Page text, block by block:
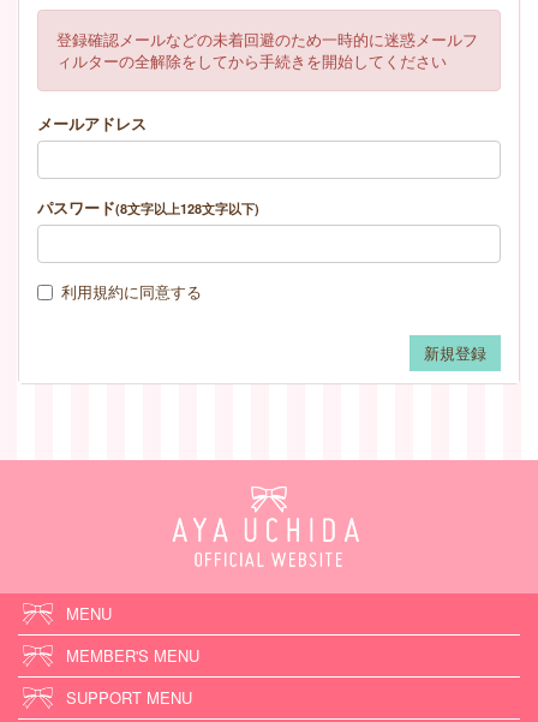
登録確認メールなどの未着回避のため一時的に迷惑メールフ
ィルターの全解除をしてから手続きを開始してください
メールアドレス
パスワード(8文字以上128文字以下)
利用規約に同意する
MENU
MEMBER'S MENU
SUPPORT MENU